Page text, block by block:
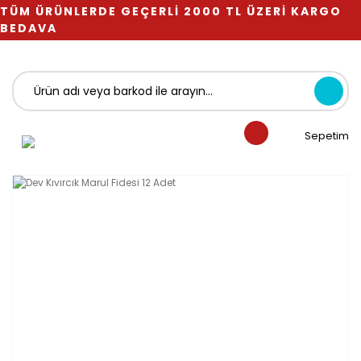
TÜM ÜRÜNLERDE GEÇERLİ 2000 TL ÜZERİ KARGO
BEDAVA
Sepetim